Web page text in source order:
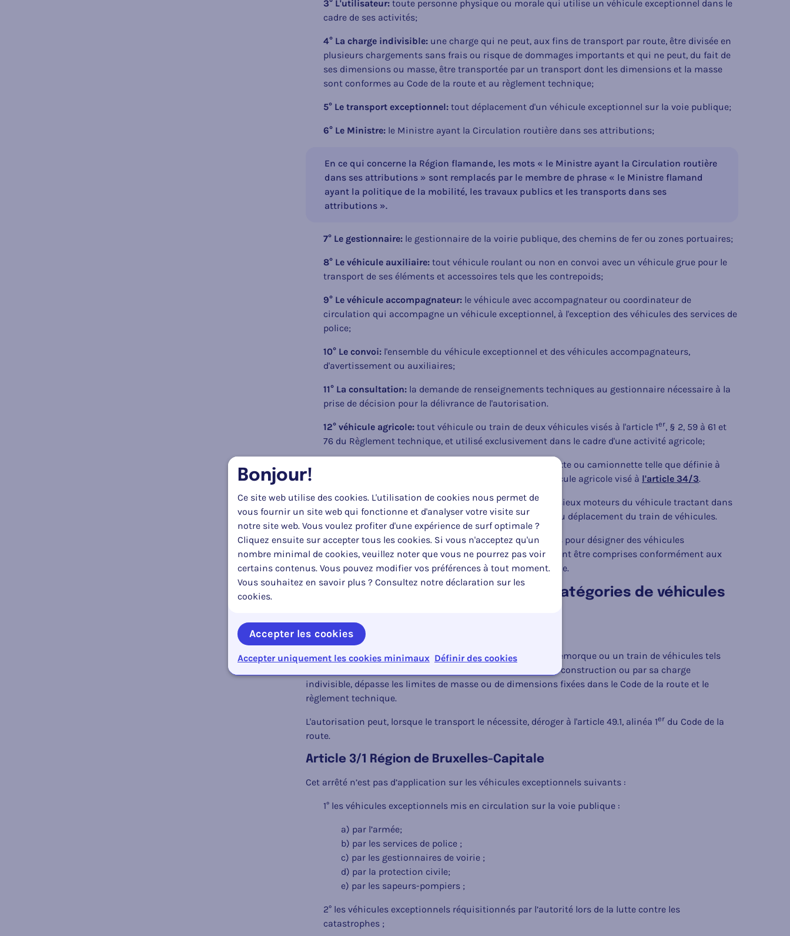
3° L'utilisateur: toute personne physique ou morale qui utilise un véhicule exceptionnel dans le
cadre de ses activités;
4° La charge indivisible: une charge qui ne peut, aux fins de transport par route, être divisée en
plusieurs chargements sans frais ou risque de dommages importants et qui ne peut, du fait de
ses dimensions ou masse, être transportée par un transport dont les dimensions et la masse
sont conformes au Code de la route et au règlement technique;
5° Le transport exceptionnel: tout déplacement d'un véhicule exceptionnel sur la voie publique;
6° Le Ministre: le Ministre ayant la Circulation routière dans ses attributions;
En ce qui concerne la Région flamande, les mots « le Ministre ayant la Circulation routière
dans ses attributions » sont remplacés par le membre de phrase « le Ministre flamand
ayant la politique de la mobilité, les travaux publics et les transports dans ses
attributions ».
7° Le gestionnaire: le gestionnaire de la voirie publique, des chemins de fer ou zones portuaires;
8° Le véhicule auxiliaire: tout véhicule roulant ou non en convoi avec un véhicule grue pour le
transport de ses éléments et accessoires tels que les contrepoids;
9° Le véhicule accompagnateur: le véhicule avec accompagnateur ou coordinateur de
circulation qui accompagne un véhicule exceptionnel, à l'exception des véhicules des services de
police;
10° Le convoi: l'ensemble du véhicule exceptionnel et des véhicules accompagnateurs,
d'avertissement ou auxiliaires;
11° La consultation: la demande de renseignements techniques au gestionnaire nécessaire à la
prise de décision pour la délivrance de l'autorisation.
12° véhicule agricole: tout véhicule ou train de deux véhicules visés à l'article 1er, § 2, 59 à 61 et
76 du Règlement technique, et utilisé exclusivement dans le cadre d'une activité agricole;
toute voiture, voiture mixte ou camionnette telle que définie à
du Règlement technique qui signale un véhicule agricole visé à l'article 34/3.
14° masse d'alourdissement :masse ajoutée sur les essieux moteurs du véhicule tractant dans
le but unique de fournir l'adhérence au sol nécessaire au déplacement du train de véhicules.
§ 2. Les notions non définies dans le présent arrêté utilisées pour désigner des véhicules
automobiles, des remorques ou leurs caractéristiques doivent être comprises conformément aux
définitions qui en sont données dans le règlement technique.
Section 3. Champ d'application et catégories de véhicules
Article 3
Un véhicule exceptionnel est un véhicule automobile, une remorque ou un train de véhicules tels
du règlement technique qui, par sa construction ou par sa charge
indivisible, dépasse les limites de masse ou de dimensions fixées dans le Code de la route et le
règlement technique.
L'autorisation peut, lorsque le transport le nécessite, déroger à l'article 49.1, alinéa 1er du Code de la
route.
Article 3/1 Région de Bruxelles-Capitale
Cet arrêté n’est pas d’application sur les véhicules exceptionnels suivants :
1° les véhicules exceptionnels mis en circulation sur la voie publique :
a) par l’armée;
b) par les services de police ;
c) par les gestionnaires de voirie ;
d) par la protection civile;
e) par les sapeurs-pompiers ;
2° les véhicules exceptionnels réquisitionnés par l’autorité lors de la lutte contre les
catastrophes ;
Bonjour!
Ce site web utilise des cookies. L'utilisation de cookies nous permet de
vous fournir un site web qui fonctionne et d'analyser votre visite sur
notre site web. Vous voulez profiter d'une expérience de surf optimale ?
Cliquez ensuite sur accepter tous les cookies. Si vous n'acceptez qu'un
nombre minimal de cookies, veuillez noter que vous ne pourrez pas voir
certains contenus. Vous pouvez modifier vos préférences à tout moment.
Vous souhaitez en savoir plus ? Consultez notre déclaration sur les
cookies.
Accepter les cookies
Accepter uniquement les cookies minimaux Définir des cookies